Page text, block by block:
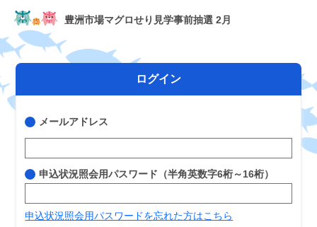
豊洲市場マグロせり見学事前抽選 2月
ログイン
メールアドレス
申込状況照会用パスワード（半角英数字6桁～16桁）
申込状況照会用パスワードを忘れた方はこちら